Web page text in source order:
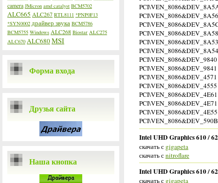
camera JMicron amd catalyst BCM5702
ALC665 ALC267 RTL8111 *PNP0F13
*SYN0002 драйвер звука BCM5786
BCM5755 Windows ALC268 Biostar ALC275
ALC670 ALC680MSI
Форма входа
Друзья сайта
Наша кнопка
PCI\VEN_8086&DEV_8A56
PCI\VEN_8086&DEV_8A58
PCI\VEN_8086&DEV_8A53
PCI\VEN_8086&DEV_8A54
PCI\VEN_8086&DEV_9840
PCI\VEN_8086&DEV_9841
PCI\VEN_8086&DEV_4571
PCI\VEN_8086&DEV_4555
PCI\VEN_8086&DEV_4E61
PCI\VEN_8086&DEV_4E71
PCI\VEN_8086&DEV_4E55
PCI\VEN_8086&DEV_590B
Intel UHD Graphics 610 /
скачать с gigapeta
скачать сnitroflare
Intel UHD Graphics 610 /
скачать с gigapeta